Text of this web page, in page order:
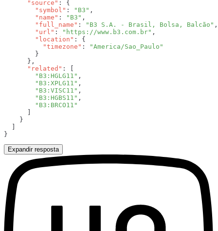
      "source"
        "symbol"
: "B3"
        "name"
: "B3"
        "full_name"
:
"B3 S.A. - Brasil, Bolsa, Balcão"
        "url"
: "https://www.b3.com.br"
        "location"
          "timezone"
:
      "related"
        "B3:HGLG11"
        "B3:XPLG11"
        "B3:VISC11"
        "B3:HGBS11"
Expandir resposta